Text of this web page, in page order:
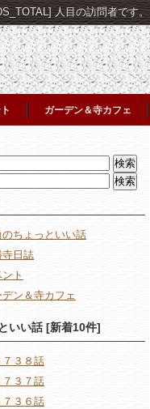
人目の訪問者です。
ガーデン＆寺カフェ
のちょっといい話
寺日誌
ト
デン＆寺カフェ
いい話 [新着10件]
７３８話
７３７話
７３６話